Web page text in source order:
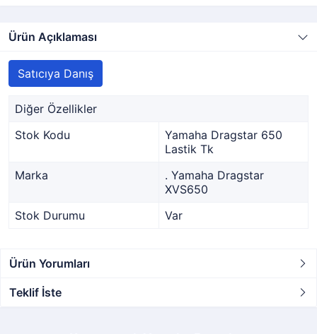
Ürün Açıklaması
Satıcıya Danış
Diğer Özellikler
Stok Kodu
Yamaha Dragstar 650
Lastik Tk
Marka
. Yamaha Dragstar
XVS650
Stok Durumu
Var
Ürün Yorumları
Teklif İste